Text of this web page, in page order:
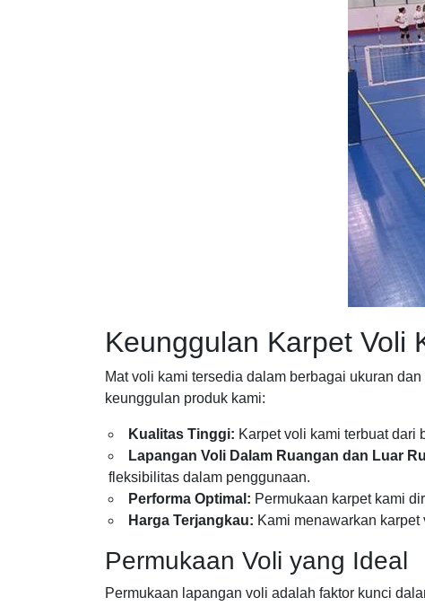
Keunggulan Karpet Voli
Mat voli kami tersedia dalam berbagai ukuran
keunggulan produk kami:
Kualitas Tinggi: Karpet voli kami terbuat dari
Lapangan Voli Dalam Ruangan dan Luar
fleksibilitas dalam penggunaan.
Performa Optimal: Permukaan karpet kami
Harga Terjangkau: Kami menawarkan
Permukaan Voli yang Ideal
Permukaan lapangan voli adalah faktor kunci